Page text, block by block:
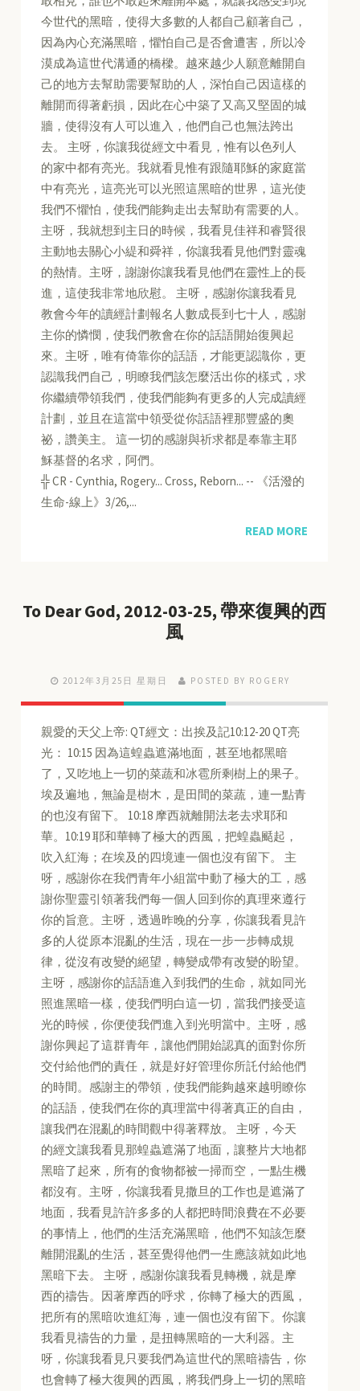
今世代的黑暗，使得大多數的人都自己顧著自己，
因為內心充滿黑暗，懼怕自己是否會遭害，所以冷
漠成為這世代溝通的橋樑。越來越少人願意離開自
己的地方去幫助需要幫助的人，深怕自己因這樣的
離開而得著虧損，因此在心中築了又高又堅固的城
牆，使得沒有人可以進入，他們自己也無法跨出
去。 主呀，你讓我從經文中看見，惟有以色列人
的家中都有亮光。我就看見惟有跟隨耶穌的家庭當
中有亮光，這亮光可以光照這黑暗的世界，這光使
我們不懼怕，使我們能夠走出去幫助有需要的人。
主呀，我就想到主日的時候，我看見佳祥和睿賢很
主動地去關心小緹和舜祥，你讓我看見他們對靈魂
的熱情。主呀，謝謝你讓我看見他們在靈性上的長
進，這使我非常地欣慰。 主呀，感謝你讓我看見
教會今年的讀經計劃報名人數成長到七十人，感謝
主你的憐憫，使我們教會在你的話語開始復興起
來。主呀，唯有倚靠你的話語，才能更認識你，更
認識我們自己，明瞭我們該怎麼活出你的樣式，求
你繼續帶領我們，使我們能夠有更多的人完成讀經
計劃，並且在這當中領受從你話語裡那豐盛的奧
祕，讚美主。 這一切的感謝與祈求都是奉靠主耶
穌基督的名求，阿們。
╬ CR - Cynthia, Rogery... Cross, Reborn... -- 《活潑的
生命-線上》3/26,...
READ MORE
To Dear God, 2012-03-25, 帶來復興的西
風
2012年3月25日 星期日 POSTED BY ROGERY
親愛的天父上帝: QT經文：出挨及記10:12-20 QT亮
光： 10:15 因為這蝗蟲遮滿地面，甚至地都黑暗
了，又吃地上一切的菜蔬和冰雹所剩樹上的果子。
埃及遍地，無論是樹木，是田間的菜蔬，連一點青
的也沒有留下。 10:18 摩西就離開法老去求耶和
華。10:19 耶和華轉了極大的西風，把蝗蟲颳起，
吹入紅海；在埃及的四境連一個也沒有留下。 主
呀，感謝你在我們青年小組當中動了極大的工，感
謝你聖靈引領著我們每一個人回到你的真理來遵行
你的旨意。主呀，透過昨晚的分享，你讓我看見許
多的人從原本混亂的生活，現在一步一步轉成規
律，從沒有改變的絕望，轉變成帶有改變的盼望。
主呀，感謝你的話語進入到我們的生命，就如同光
照進黑暗一樣，使我們明白這一切，當我們接受這
光的時候，你便使我們進入到光明當中。主呀，感
謝你興起了這群青年，讓他們開始認真的面對你所
交付給他們的責任，就是好好管理你所託付給他們
的時間。感謝主的帶領，使我們能夠越來越明瞭你
的話語，使我們在你的真理當中得著真正的自由，
讓我們在混亂的時間觀中得著釋放。 主呀，今天
的經文讓我看見那蝗蟲遮滿了地面，讓整片大地都
黑暗了起來，所有的食物都被一掃而空，一點生機
都沒有。主呀，你讓我看見撒旦的工作也是遮滿了
地面，我看見許許多多的人都把時間浪費在不必要
的事情上，他們的生活充滿黑暗，他們不知該怎麼
離開混亂的生活，甚至覺得他們一生應該就如此地
黑暗下去。 主呀，感謝你讓我看見轉機，就是摩
西的禱告。因著摩西的呼求，你轉了極大的西風，
把所有的黑暗吹進紅海，連一個也沒有留下。你讓
我看見禱告的力量，是扭轉黑暗的一大利器。主
呀，你讓我看見只要我們為這世代的黑暗禱告，你
也會轉了極大復興的西風，將我們身上一切的黑暗